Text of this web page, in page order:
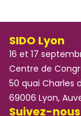
SIDO Lyon
16 et 17
Centre de
50 quai Charles
69006 Lyon,
Suivez-nous